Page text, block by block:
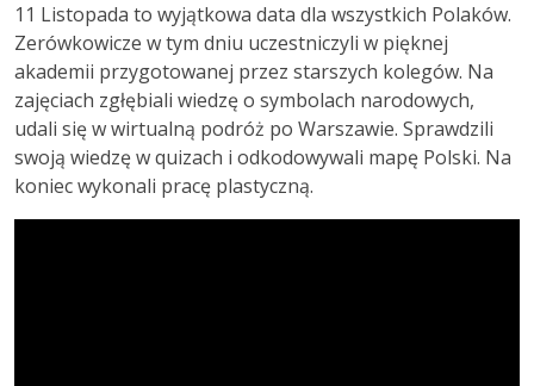
11 Listopada to wyjątkowa data dla wszystkich Polaków.
Zerówkowicze w tym dniu uczestniczyli w pięknej
akademii przygotowanej przez starszych kolegów. Na
zajęciach zgłębiali wiedzę o symbolach narodowych,
udali się w wirtualną podróż po Warszawie. Sprawdzili
swoją wiedzę w quizach i odkodowywali mapę Polski. Na
koniec wykonali pracę plastyczną.